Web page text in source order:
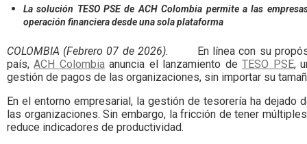
conLa solución TESO PSE de ACH Colombia permite a las
operación financiera desde una sola plataforma
COLOMBIA (Febrero 07 de 2026). En línea con su
país,ACH Colombiaanuncia el lanzamiento deTESO PSE,
gestión de pagos de las organizaciones, sin importar su
En el entorno empresarial, la gestión de tesorería ha dejado
las organizaciones. Sin embargo, la fricción de tener
reduce indicadores de productividad.